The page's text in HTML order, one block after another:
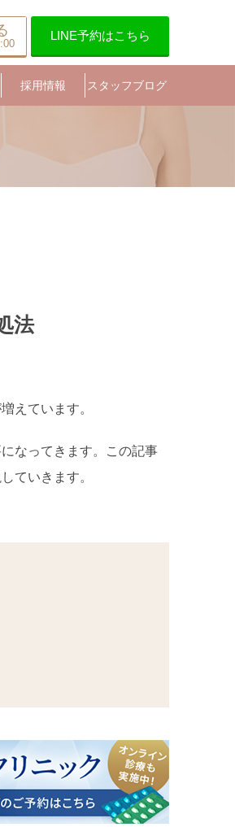
LINE予約はこちら
採用情報 スタッフブログ
法
えています。
なってきます。この記事
ていきます。